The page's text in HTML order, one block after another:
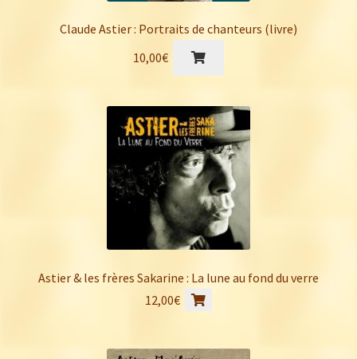
Claude Astier : Portraits de chanteurs (livre)
10,00€
Astier & les frères Sakarine : La lune au fond du verre
12,00€